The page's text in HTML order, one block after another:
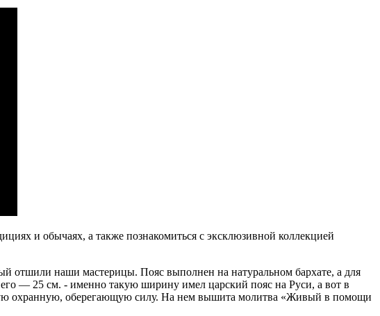
и обычаях, а также познакомиться с эксклюзивной коллекцией
отшили наши мастерицы. Пояс выполнен на натуральном бархате, а для
— 25 см. - именно такую ширину имел царский пояс на Руси, а вот в
охранную, оберегающую силу. На нем вышита молитва «Живый в помощи